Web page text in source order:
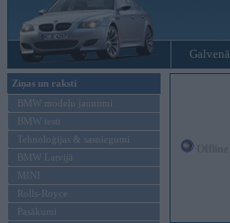
Galvenā
Ziņas un raksti
BMW modeļu jaunumi
BMW testi
Tehnoloģijas & sasniegumi
BMW Latvijā
MINI
Rolls-Royce
Pasākumi